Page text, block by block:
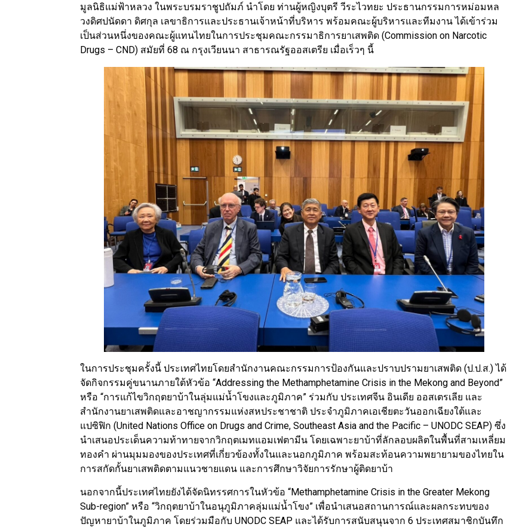
มูลนิธิแม่ฟ้าหลวง ในพระบรมราชูปถัมภ์ นำโดย ท่านผู้หญิงบุตรี วีระไวทยะ ประธานกรรมการหม่อมหล
วงดิศปนัดดา ดิศกุล เลขาธิการและประธานเจ้าหน้าที่บริหาร พร้อมคณะผู้บริหารและทีมงาน ได้เข้าร่วม
เป็นส่วนหนึ่งของคณะผู้แทนไทยในการประชุมคณะกรรมาธิการยาเสพติด (Commission on Narcotic
Drugs – CND) สมัยที่ 68 ณ กรุงเวียนนา สาธารณรัฐออสเตรีย เมื่อเร็วๆ นี้
ในการประชุมครั้งนี้ ประเทศไทยโดยสำนักงานคณะกรรมการป้องกันและปราบปรามยาเสพติด (ป.ป.ส.) ได้
จัดกิจกรรมคู่ขนานภายใต้หัวข้อ “Addressing the Methamphetamine Crisis in the Mekong and Beyond”
หรือ “การแก้ไขวิกฤตยาบ้าในลุ่มแม่น้ำโขงและภูมิภาค” ร่วมกับ ประเทศจีน อินเดีย ออสเตรเลีย และ
สำนักงานยาเสพติดและอาชญากรรมแห่งสหประชาชาติ ประจำภูมิภาคเอเชียตะวันออกเฉียงใต้และ
แปซิฟิก (United Nations Office on Drugs and Crime, Southeast Asia and the Pacific – UNODC SEAP) ซึ่ง
นำเสนอประเด็นความท้าทายจากวิกฤตเมทแอมเฟตามีน โดยเฉพาะยาบ้าที่ลักลอบผลิตในพื้นที่สามเหลี่ยม
ทองคำ ผ่านมุมมองของประเทศที่เกี่ยวข้องทั้งในและนอกภูมิภาค พร้อมสะท้อนความพยายามของไทยใน
การสกัดกั้นยาเสพติดตามแนวชายแดน และการศึกษาวิจัยการรักษาผู้ติดยาบ้า
นอกจากนี้ประเทศไทยยังได้จัดนิทรรศการในหัวข้อ “Methamphetamine Crisis in the Greater Mekong
Sub-region” หรือ “วิกฤตยาบ้าในอนุภูมิภาคลุ่มแม่น้ำโขง” เพื่อนำเสนอสถานการณ์และผลกระทบของ
ปัญหายาบ้าในภูมิภาค โดยร่วมมือกับ UNODC SEAP และได้รับการสนับสนุนจาก 6 ประเทศสมาชิกบันทึก